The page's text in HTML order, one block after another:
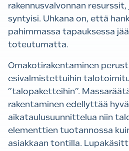
rakennusvalvonnan
syntyisi. Uhkana on, että
pahimmassa tapauksessa
toteutumatta.
Omakotirakentaminen
esivalmistettuihin
”talopaketteihin”.
rakentaminen edellyttää
aikataulusuunnittelua niin
elementtien tuotannossa
asiakkaan tontilla.